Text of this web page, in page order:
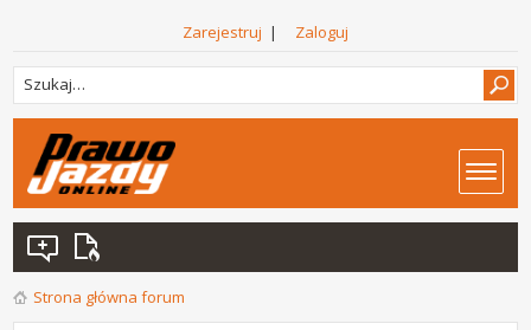
Zarejestruj | Zaloguj
Strona główna forum